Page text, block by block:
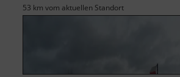
53 km vom aktuellen Standort